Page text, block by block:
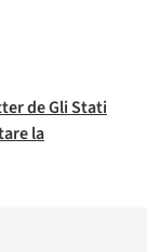
de Gli Stati
la